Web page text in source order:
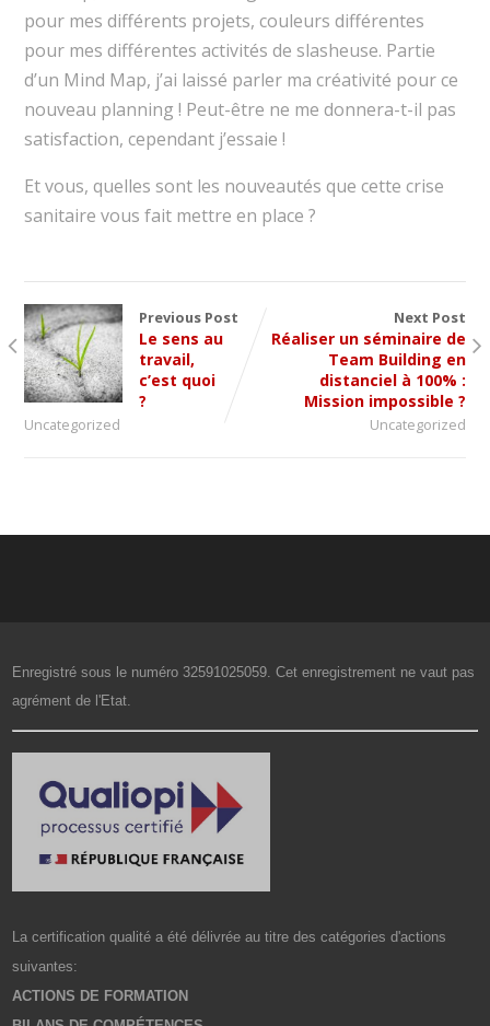
pour mes différents projets, couleurs différentes
pour mes différentes activités de slasheuse. Partie
d’un Mind Map, j’ai laissé parler ma créativité pour ce
nouveau planning ! Peut-être ne me donnera-t-il pas
satisfaction, cependant j’essaie !
Et vous, quelles sont les nouveautés que cette crise
sanitaire vous fait mettre en place ?
Previous Post
Le sens au
travail,
c’est quoi
?
Uncategorized
Next Post
Réaliser un séminaire de
Team Building en
distanciel à 100% :
Mission impossible ?
Uncategorized
Enregistré sous le numéro 32591025059. Cet enregistrement ne vaut pas
agrément de l'Etat.
La certification qualité a été délivrée au titre des catégories d'actions
suivantes:
ACTIONS DE FORMATION